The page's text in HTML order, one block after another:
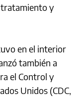
tratamiento y
en el interior
también a
el Control y
Unidos (CDC,